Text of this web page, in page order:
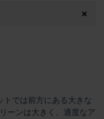
トでは前方にある大きな
ーンは大きく、適度なア